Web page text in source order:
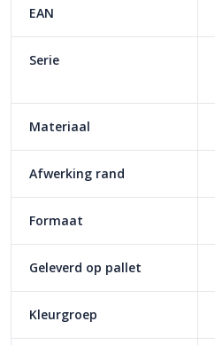
EAN
Serie
Materiaal
Afwerking rand
Formaat
Geleverd op pallet
Kleurgroep